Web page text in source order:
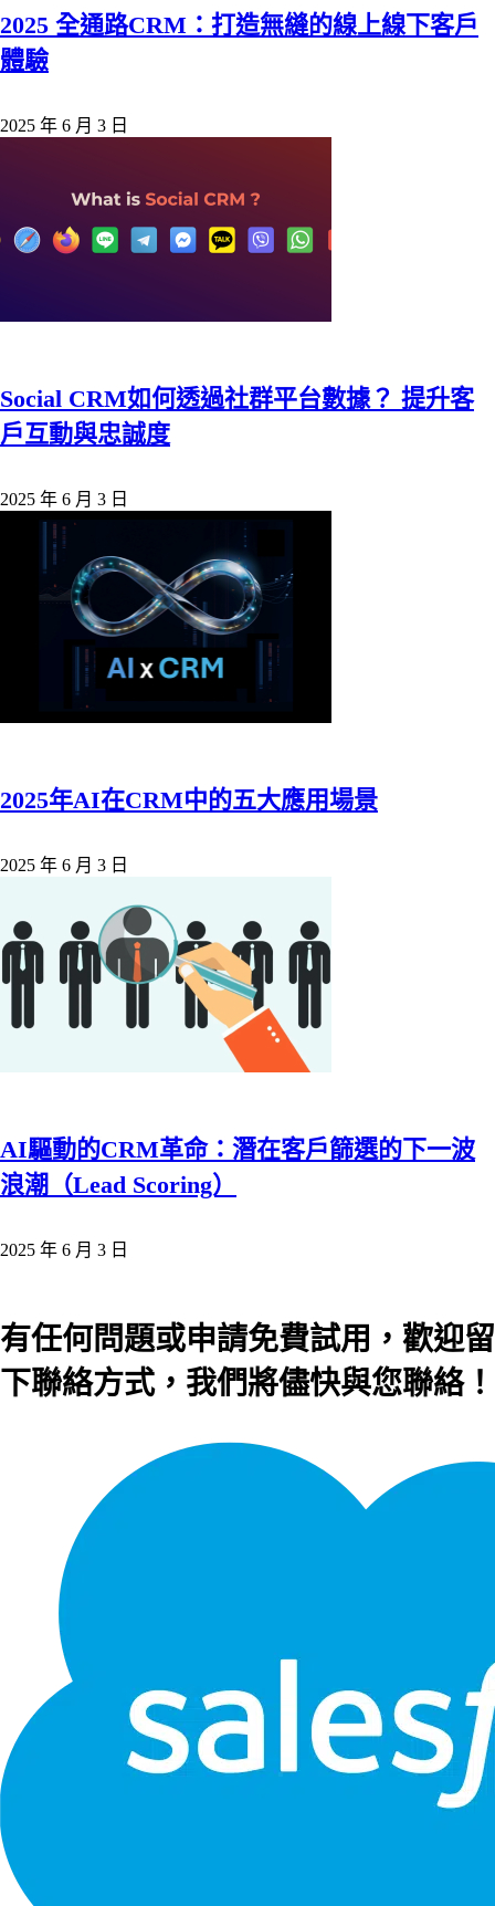
2025 全通路CRM：打造無縫的線上線下客戶
體驗
2025 年 6 月 3 日
Social CRM如何透過社群平台數據？ 提升客
戶互動與忠誠度
2025 年 6 月 3 日
2025年AI在CRM中的五大應用場景
2025 年 6 月 3 日
AI驅動的CRM革命：潛在客戶篩選的下一波
浪潮（Lead Scoring）
2025 年 6 月 3 日
有任何問題或申請免費試用，歡迎留
下聯絡方式，我們將儘快與您聯絡！